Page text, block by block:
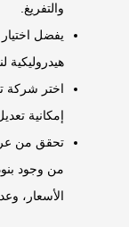
والتفريغ.
يفضل اختيار
هيدروليكية
اختر شركة
إمكانية تعديل
تحقق من عروض
من وجود بنود
الأسعار،